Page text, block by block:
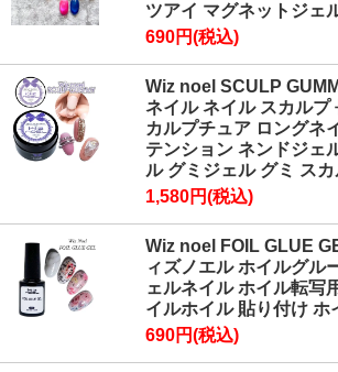
ツアイ マグネットジェ
690円(税込)
Wiz noel SCULP
ネイル ネイル スカルプ
カルプチュア ロングネ
テンション ネンドジェ
ル グミジェル グミ スカ
1,580円(税込)
Wiz noel FOIL GLUE
ィズノエル ホイルグル
ェルネイル ホイル転写
イルホイル 貼り付け ホ
690円(税込)